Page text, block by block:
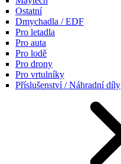
Ostatní
Dmychadla / EDF
Pro letadla
Pro auta
Pro lodě
Pro drony
Pro vrtulníky
Příslušenství / Náhradní díly